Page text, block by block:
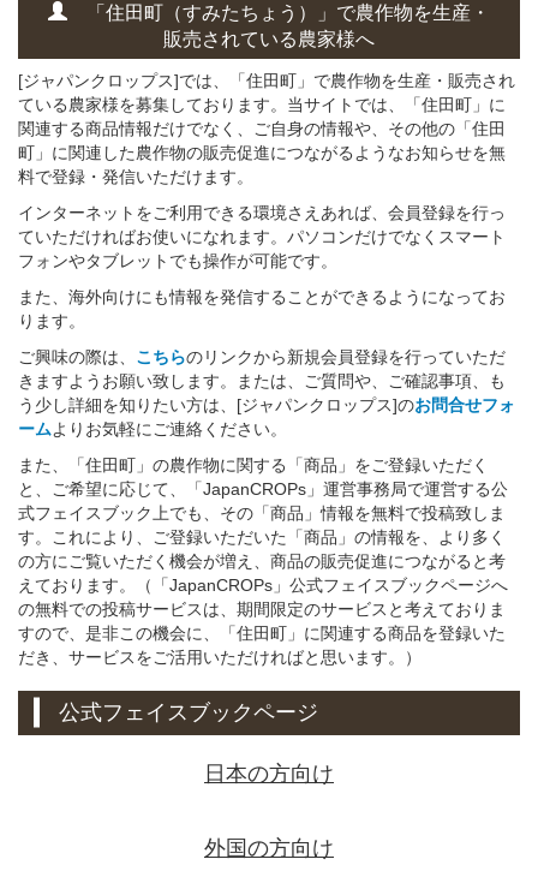
「住田町（すみたちょう）」 で農作物を生産・
販売されている農家様へ
[ジャパンクロップス]では、「住田町」で農作物を生産・販売され
ている農家様を募集しております。当サイトでは、「住田町」に
関連する商品情報だけでなく、ご自身の情報や、その他の「住田
町」に関連した農作物の販売促進につながるようなお知らせを無
料で登録・発信いただけます。
インターネットをご利用できる環境さえあれば、会員登録を行っ
ていただければお使いになれます。パソコンだけでなくスマート
フォンやタブレットでも操作が可能です。
また、海外向けにも情報を発信することができるようになってお
ります。
ご興味の際は、 こちらのリンクから新規会員登録を行っていただ
きますようお願い致します。または、ご質問や、ご確認事項、も
う少し詳細を知りたい方は、[ジャパンクロップス]のお問合せフォ
ームよりお気軽にご連絡ください。
また、「住田町」の農作物に関する「商品」をご登録いただく
と、ご希望に応じて、「JapanCROPs」運営事務局で運営する公
式フェイスブック上でも、その「商品」情報を無料で投稿致しま
す。これにより、ご登録いただいた「商品」の情報を、より多く
の方にご覧いただく機会が増え、商品の販売促進につながると考
えております。（「JapanCROPs」公式フェイスブックページへ
の無料での投稿サービスは、期間限定のサービスと考えておりま
すので、是非この機会に、「住田町」に関連する商品を登録いた
だき、サービスをご活用いただければと思います。）
公式フェイスブックページ
日本の方向け
外国の方向け